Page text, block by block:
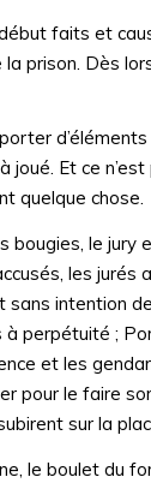
faits et
prison. Dès
joué. Et ce
quelque chose.
bougies, le
les
intention
perpétuité ;
et les
pour le faire
sur la
le boulet du